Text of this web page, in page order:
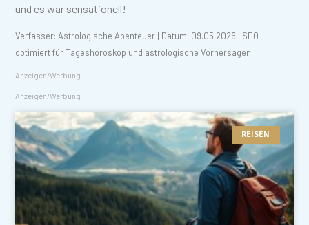
und es war sensationell!
Verfasser: Astrologische Abenteuer | Datum: 09.05.2026 | SEO-
optimiert für Tageshoroskop und astrologische Vorhersagen
Anzeigen/Werbung
Anzeigen/Werbung
REISEN